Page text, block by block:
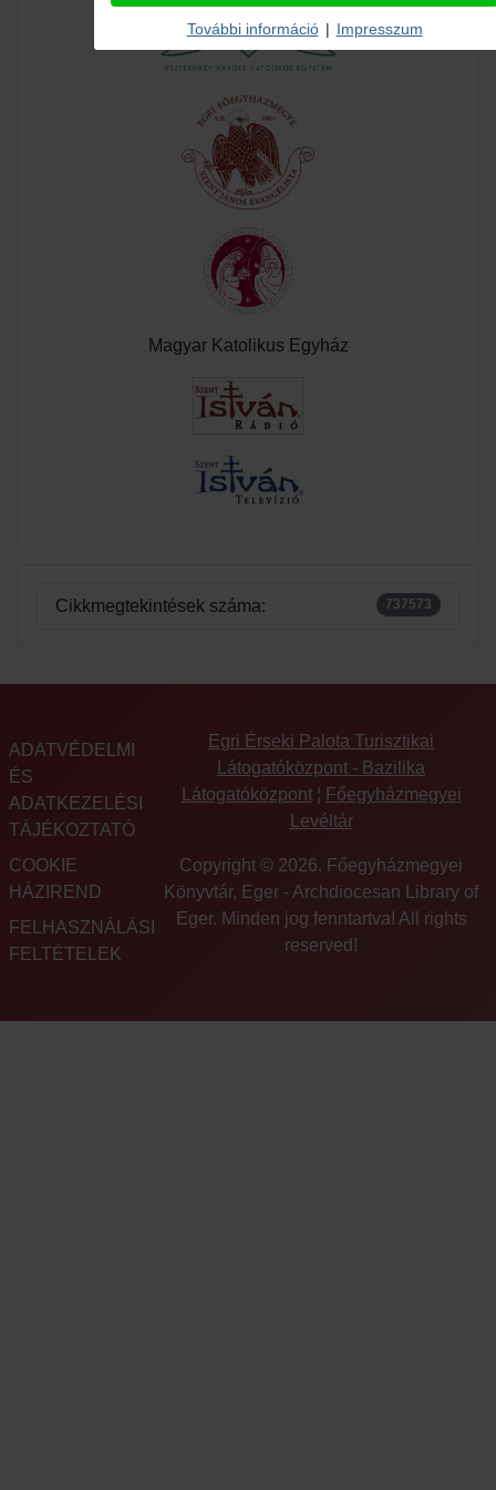
Magyar Katolikus Egyház
Cikkmegtekintések száma: 737573
ADATVÉDELMI
ÉS
ADATKEZELÉSI
TÁJÉKOZTATÓ
COOKIE
HÁZIREND
FELHASZNÁLÁSI
FELTÉTELEK
Egri Érseki Palota Turisztikai
Látogatóközpont - Bazilika
Látogatóközpont¦ Főegyházmegyei
Levéltár
Copyright © 2026. Főegyházmegyei
Könyvtár, Eger - Archdiocesan Library of
Eger. Minden jog fenntartva! All rights
reserved!
További információ | Impresszum